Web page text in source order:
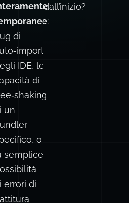
:
di
IDE, le
di
un
o
semplice
errori di
dall’inizio?